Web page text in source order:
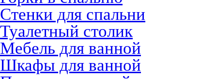
Стенки для спальни
Туалетный столик
Мебель для ванной
Шкафы для ванной